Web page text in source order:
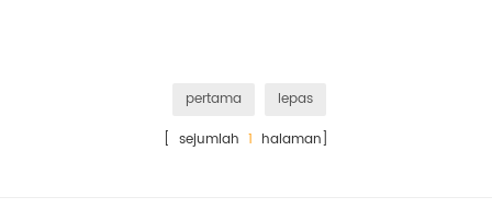
pertama
lepas
[ sejumlah 1 halaman]